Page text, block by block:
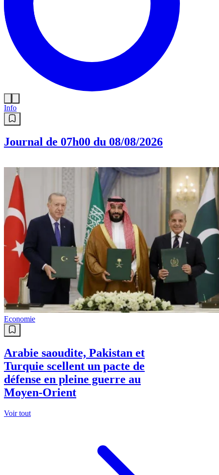
Info
Journal de 07h00 du 08/08/2026
Economie
Arabie saoudite, Pakistan et
Turquie scellent un pacte de
défense en pleine guerre au
Moyen-Orient
Voir tout